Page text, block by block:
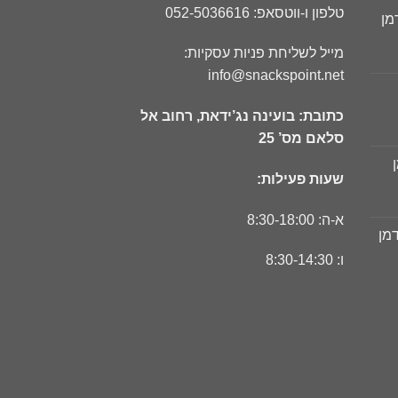
טלפון ו-ווטסאפ: 052-5036616
מייל לשליחת פניות עסקיות:
info@snackspoint.net
כתובת: בועינה נג’ידאת, רחוב אל
סלאם מס’ 25
שעות פעילות:
א-ה: 8:30-18:00
ו: 8:30-14:30